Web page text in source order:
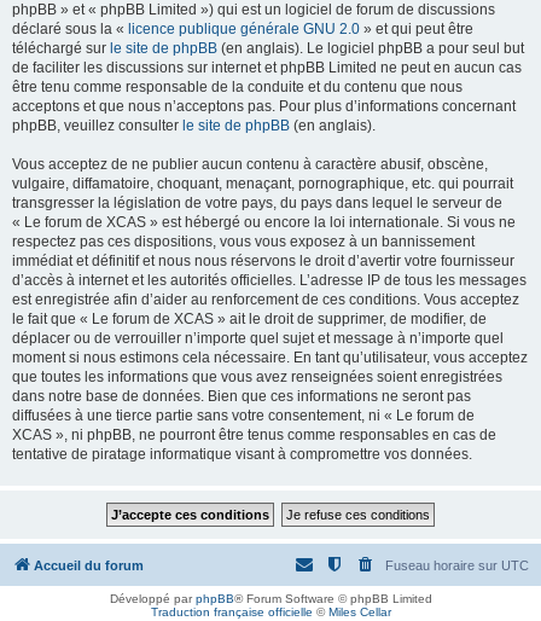
phpBB » et « phpBB Limited ») qui est un logiciel de forum de discussions
déclaré sous la « licence publique générale GNU 2.0 » et qui peut être
téléchargé sur le site de phpBB (en anglais). Le logiciel phpBB a pour seul but
de faciliter les discussions sur internet et phpBB Limited ne peut en aucun cas
être tenu comme responsable de la conduite et du contenu que nous
acceptons et que nous n’acceptons pas. Pour plus d’informations concernant
phpBB, veuillez consulter le site de phpBB (en anglais).
Vous acceptez de ne publier aucun contenu à caractère abusif, obscène,
vulgaire, diffamatoire, choquant, menaçant, pornographique, etc. qui pourrait
transgresser la législation de votre pays, du pays dans lequel le serveur de
« Le forum de XCAS » est hébergé ou encore la loi internationale. Si vous ne
respectez pas ces dispositions, vous vous exposez à un bannissement
immédiat et définitif et nous nous réservons le droit d’avertir votre fournisseur
d’accès à internet et les autorités officielles. L’adresse IP de tous les messages
est enregistrée afin d’aider au renforcement de ces conditions. Vous acceptez
le fait que « Le forum de XCAS » ait le droit de supprimer, de modifier, de
déplacer ou de verrouiller n’importe quel sujet et message à n’importe quel
moment si nous estimons cela nécessaire. En tant qu’utilisateur, vous acceptez
que toutes les informations que vous avez renseignées soient enregistrées
dans notre base de données. Bien que ces informations ne seront pas
diffusées à une tierce partie sans votre consentement, ni « Le forum de
XCAS », ni phpBB, ne pourront être tenus comme responsables en cas de
tentative de piratage informatique visant à compromettre vos données.
Accueil du forum Fuseau horaire sur UTC
Développé parphpBB® Forum Software © phpBB Limited
Traduction française officielle ©Miles Cellar